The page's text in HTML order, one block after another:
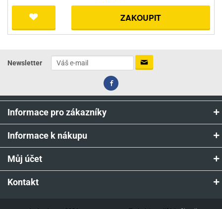
ZAKOUPIT
Newsletter
Informace pro zákazníky
Informace k nákupu
Můj účet
Kontakt